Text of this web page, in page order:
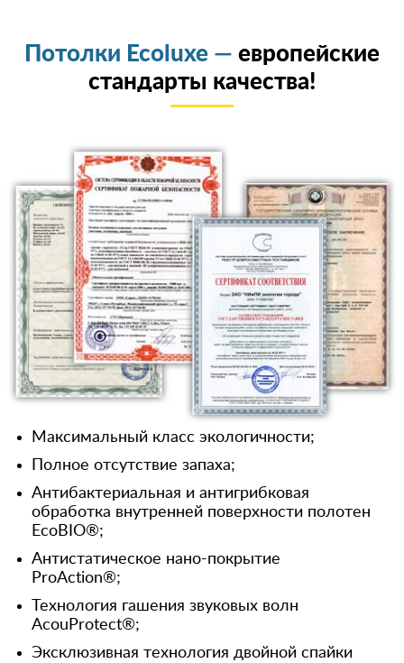
Потолки Ecoluxe — европейские
стандарты качества!
Максимальный класс экологичности;
Полное отсутствие запаха;
Антибактериальная и антигрибковая
обработка внутренней поверхности полотен
EcoBIO®;
Антистатическое нано-покрытие
ProAction®;
Технология гашения звуковых волн
AcouProtect®;
Эксклюзивная технология двойной спайки